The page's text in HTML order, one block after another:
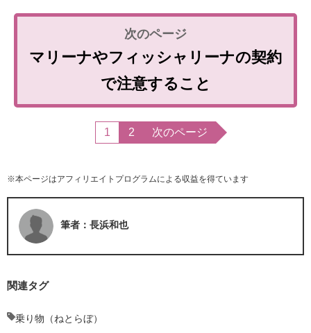
マリーナやフィッシャリーナの契約
で注意すること
1 2 次のページ
※本ページはアフィリエイトプログラムによる収益を得ています
筆者：長浜和也
関連タグ
乗り物（ねとらぼ）